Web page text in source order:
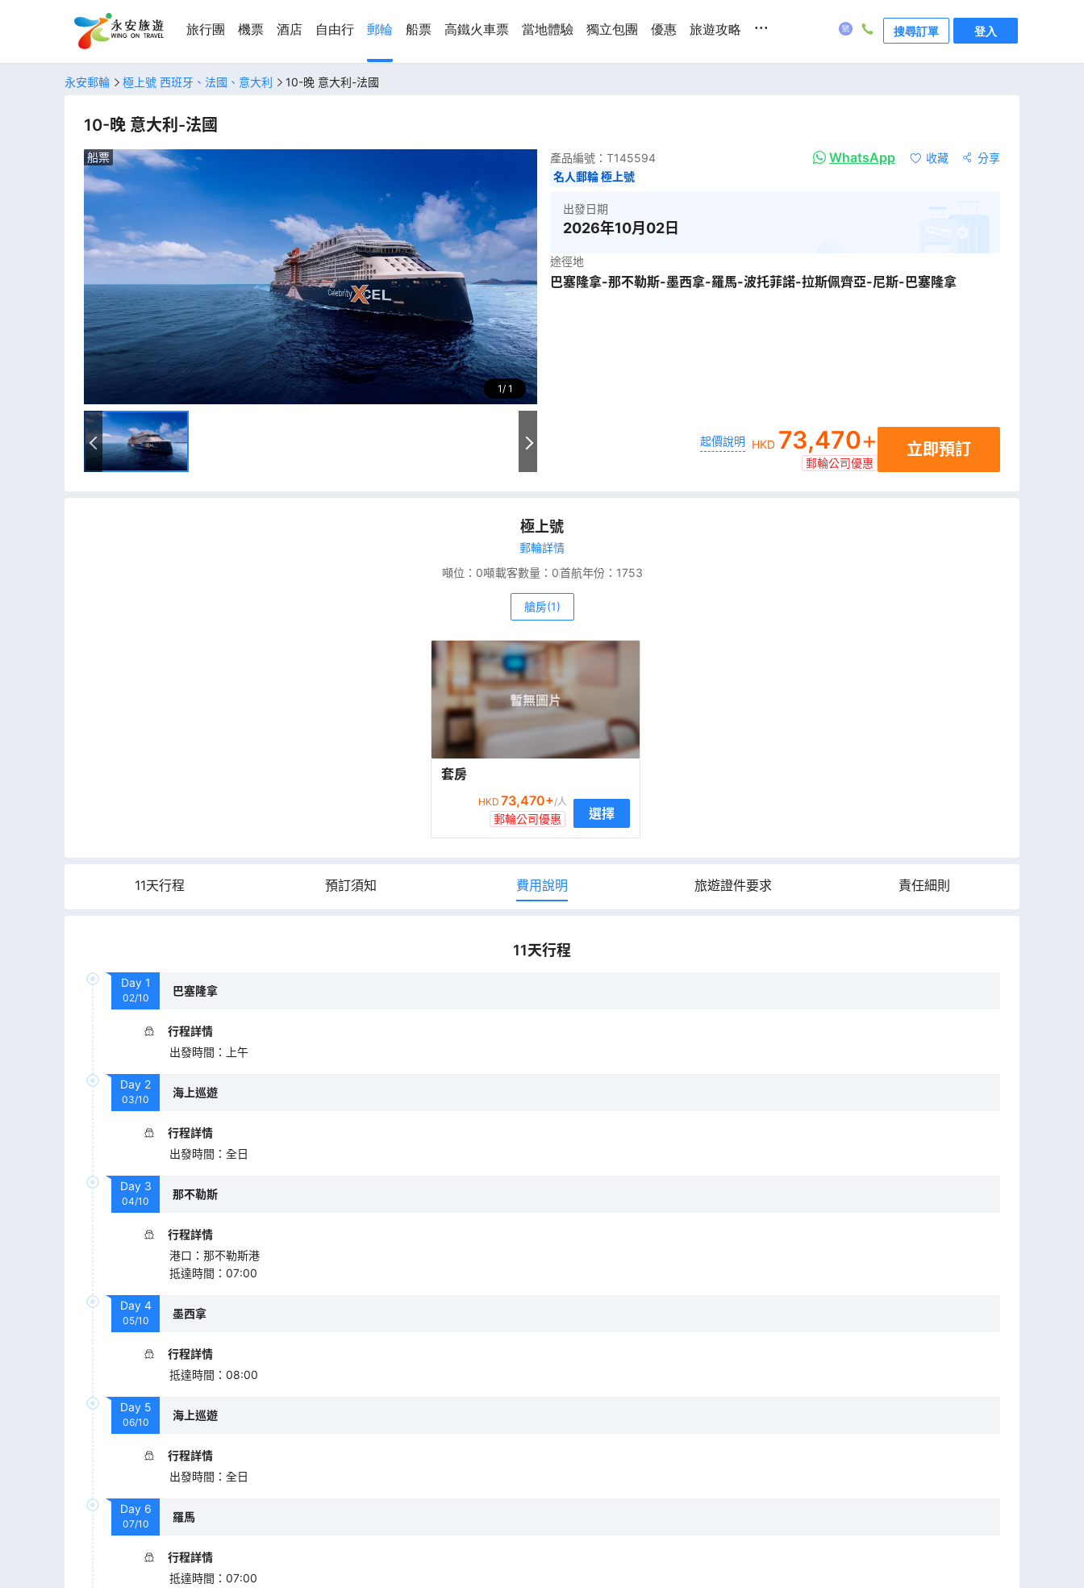
旅行團 機票 酒店 自由行 郵輪 船票 高鐵火車票 當地體驗 獨立包團 優惠 旅遊攻略 ... 搜尋訂單 登入
永安郵輪 極上號 西班牙、法國、意大利 10-晚 意大利-法國
10-晚 意大利-法國
1 1
船票 產品編號： T145594 WhatsApp 收藏
分享
名人郵輪 極上號
出發日期
2026年10月02日
途徑地
巴塞隆拿-那不勒斯-墨西拿-羅馬-波托菲諾-拉斯佩齊亞-尼斯-巴塞隆拿
起價說明 HKD 73,470+
郵輪公司優惠
立即預訂
極上號
郵輪詳情
噸位： 0噸載客數量： 0首航年份： 1753
艙房(1)
套房
HKD 73,470+/人
郵輪公司優惠 選擇
11天行程 預訂須知 費用說明 旅遊證件要求 責任細則
11天行程
Day 1
02/10
巴塞隆拿
行程詳情
出發時間 ： 上午
Day 2
03/10
海上巡遊
行程詳情
出發時間 ： 全日
Day 3
04/10
那不勒斯
行程詳情
港口 ： 那不勒斯港
抵達時間 ： 07:00
Day 4
05/10
墨西拿
行程詳情
抵達時間 ： 08:00
Day 5
06/10
海上巡遊
行程詳情
出發時間 ： 全日
Day 6
07/10
羅馬
行程詳情
抵達時間 ： 07:00